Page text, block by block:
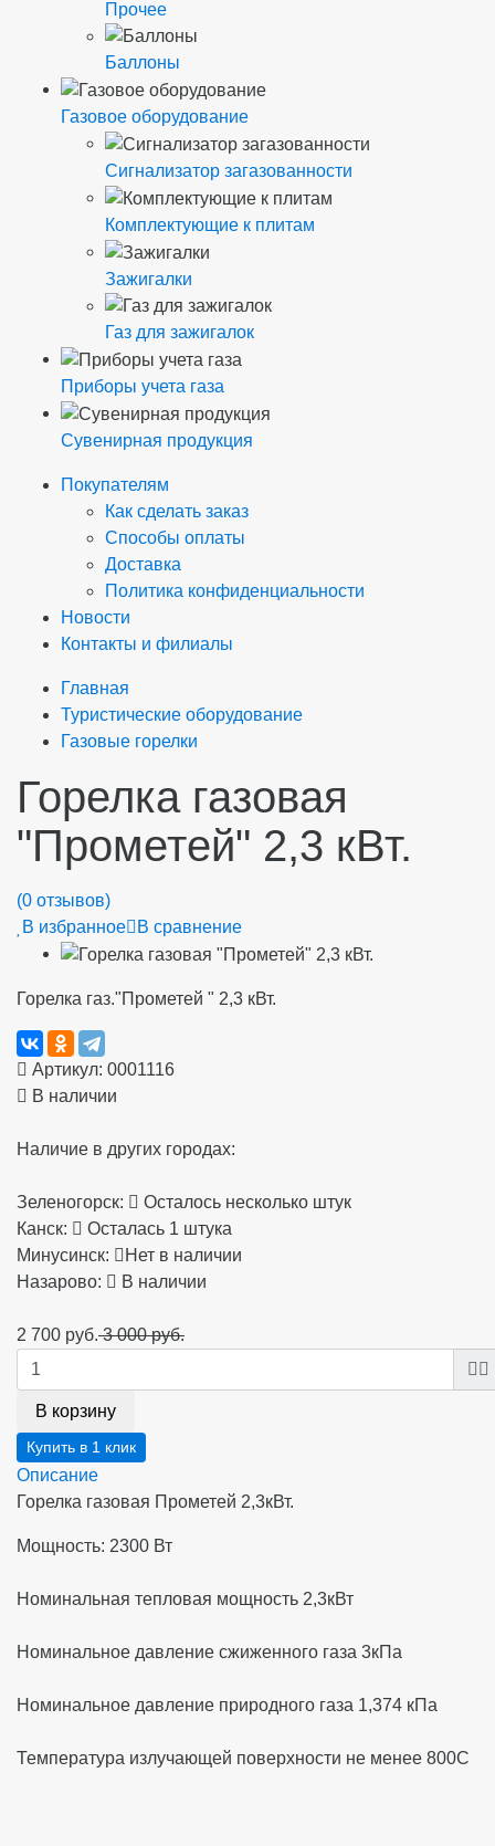
Прочее
Баллоны
Газовое оборудование
Сигнализатор загазованности
Комплектующие к плитам
Зажигалки
Газ для зажигалок
Приборы учета газа
Сувенирная продукция
Покупателям
Как сделать заказ
Способы оплаты
Доставка
Политика конфиденциальности
Новости
Контакты и филиалы
Главная
Туристические оборудование
Газовые горелки
Горелка газовая
"Прометей" 2,3 кВт.
(0 отзывов)
В избранное
В сравнение
Горелка газ."Прометей " 2,3 кВт.
Артикул: 0001116
В наличии
Наличие в других городах:
Зеленогорск:
Осталось несколько штук
Канск:
Осталась 1 штука
Минусинск:
Нет в наличии
Назарово:
В наличии
2 700 руб.3 000 руб.
В корзину
Описание
Горелка газовая Прометей 2,3кВт.
Мощность: 2300 Вт
Номинальная тепловая мощность 2,3кВт
Номинальное давление сжиженного газа 3кПа
Номинальное давление природного газа 1,374 кПа
Температура излучающей поверхности не менее 800С